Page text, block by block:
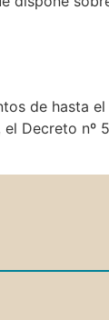
de hasta
Decreto nº